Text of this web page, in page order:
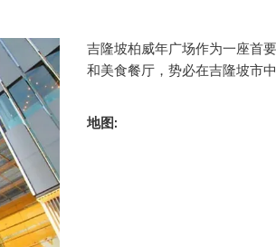
吉隆坡柏威年广场作为一座首
和美食餐厅，势必在吉隆坡市
地图: